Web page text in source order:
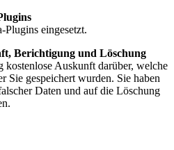
eingesetzt.
Berichtigung und Löschung
Auskunft darüber, welche
Sie gespeichert wurden. Sie haben
Daten und auf die Löschung